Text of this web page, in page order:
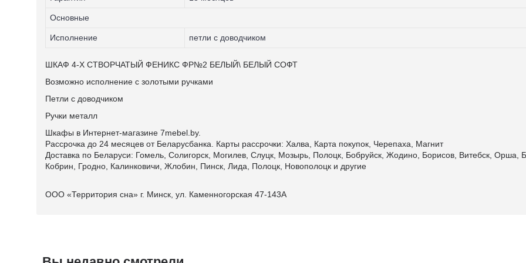
Основные
Исполнение петли с доводчиком
ШКАФ 4-X CТВОРЧАТЫЙ ФЕНИКС ФР№2 БЕЛЫЙ\ БЕЛЫЙ СОФТ
Возможно исполнение с золотыми ручками
Петли с доводчиком
Ручки металл
Шкафы в Интернет-магазине 7mebel.by.
Рассрочка до 24 месяцев от Беларусбанка. Карты рассрочки: Халва, Карта покупок, Черепаха, Магнит
Доставка по Беларуси: Гомель, Солигорск, Могилев, Слуцк, Мозырь, Полоцк, Бобруйск, Жодино, Борисов, Витебск, Орша,
Кобрин, Гродно, Калинковичи, Жлобин, Пинск, Лида, Полоцк, Новополоцк и другие
ООО «Территория сна» г. Минск, ул. Каменногорская 47-143А